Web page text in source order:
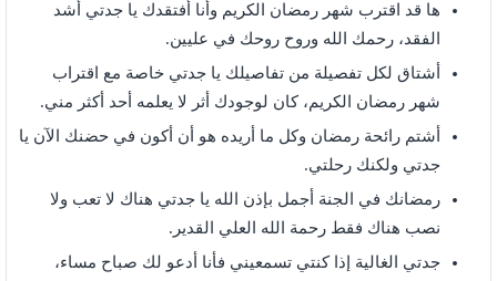
ها قد اقترب شهر رمضان الكريم وأنا أفتقدك يا جدتي أشد
الفقد، رحمك الله وروح روحك في عليين.
أشتاق لكل تفصيلة من تفاصيلك يا جدتي خاصة مع اقتراب
شهر رمضان الكريم، كان لوجودك أثر لا يعلمه أحد أكثر مني.
أشتم رائحة رمضان وكل ما أريده هو أن أكون في حضنك الآن يا
جدتي ولكنك رحلتي.
رمضانك في الجنة أجمل بإذن الله يا جدتي هناك لا تعب ولا
نصب هناك فقط رحمة الله العلي القدير.
جدتي الغالية إذا كنتي تسمعيني فأنا أدعو لك صباح مساء،